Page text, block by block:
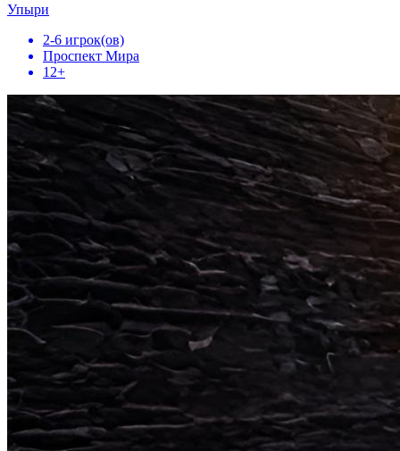
Упыри
2-6 игрок(ов)
Проспект Мира
12+